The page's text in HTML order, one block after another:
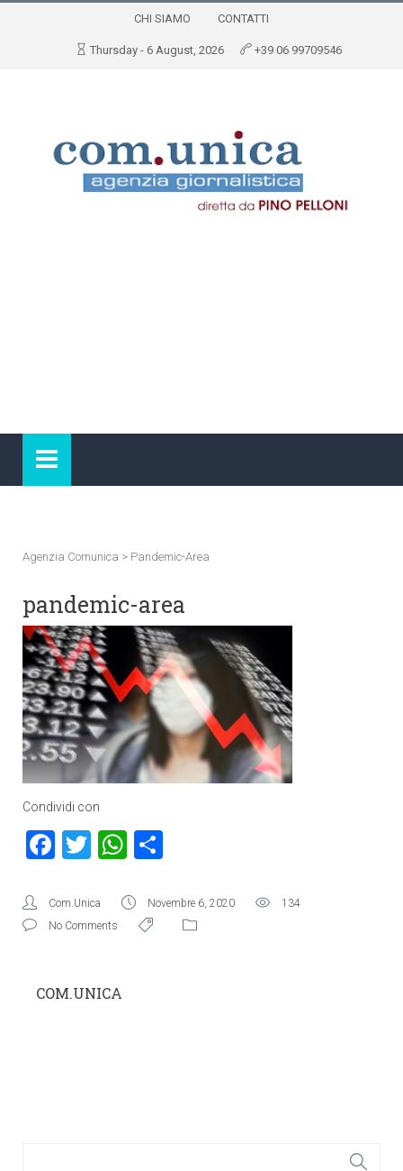
CHI SIAMO CONTATTI
Thursday - 6 August, 2026 +39 06 99709546
Agenzia Comunica > Pandemic-Area
pandemic-area
Condividi con
Facebook
TwitterWhatsApp
Com.Unica Novembre 6, 2020
134
No Comments
COM.UNICA